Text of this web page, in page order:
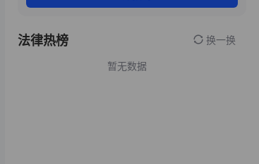
法律热榜 换一换
暂无数据